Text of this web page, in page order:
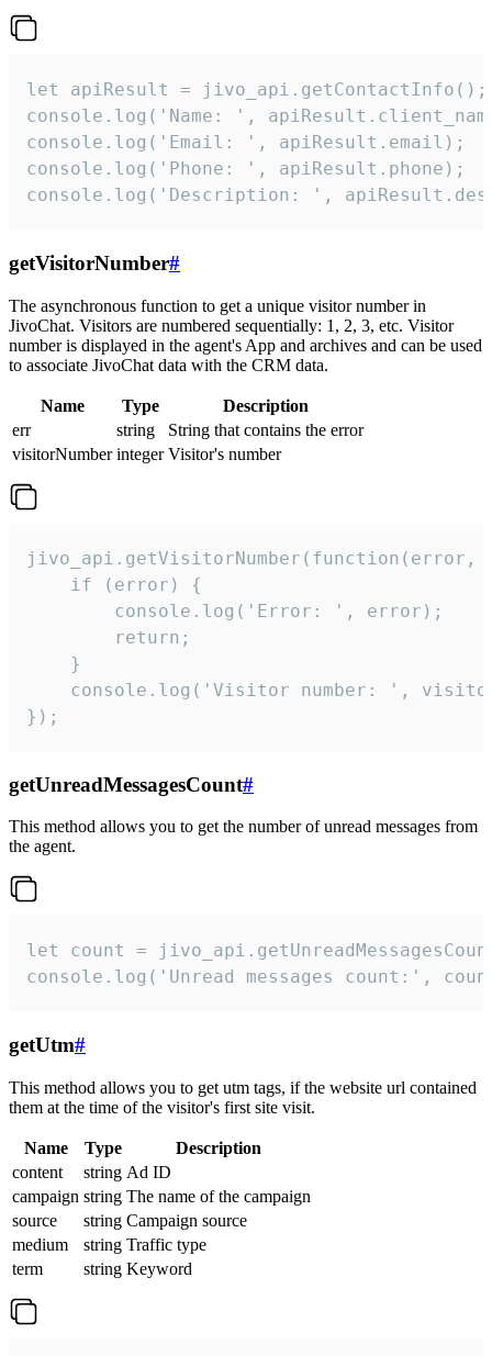
let apiResult = jivo_api.getContactInfo();
console.log('Name: ',
console.log('Email: ', apiResult.email);
console.log('Phone: ', apiResult.phone);
console.log('Description: ',
getVisitorNumber#
The asynchronous function to get a unique visitor number in
JivoChat. Visitors are numbered sequentially: 1, 2, 3, etc. Visitor
number is displayed in the agent's App and archives and can be used
to associate JivoChat data with the CRM data.
Name Type
Description
err
string
String that contains the error
visitorNumber integer Visitor's number
jivo_api.getVisitorNumber(function(error,
    if (error) {
        console.log('Error: ', error);
        return;
    }
console.log('Visitor number: ',
});
getUnreadMessagesCount#
This method allows you to get the number of unread messages from
the agent.
let count =
console.log('Unread messages count:',
getUtm#
This method allows you to get utm tags, if the website url contained
them at the time of the visitor's first site visit.
Name Type
Description
content
string Ad ID
campaign string The name of the campaign
source
string Campaign source
medium
string Traffic type
term
string Keyword